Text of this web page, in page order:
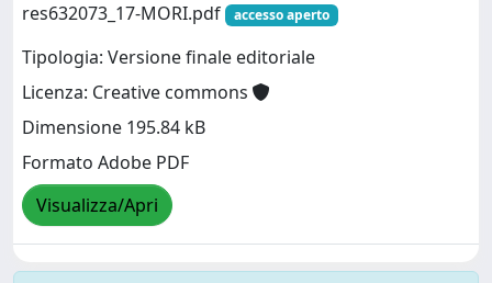
res632073_17-MORI.pdf
accesso aperto
Tipologia: Versione finale editoriale
Licenza: Creative commons
Dimensione 195.84 kB
Formato Adobe PDF
Visualizza/Apri